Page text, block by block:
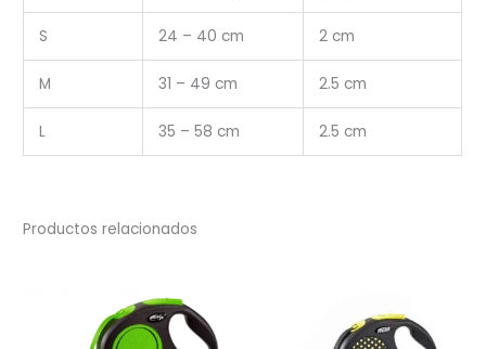
S 24 – 40 cm 2 cm
M 31 – 49 cm 2.5 cm
L 35 – 58 cm 2.5 cm
Productos relacionados